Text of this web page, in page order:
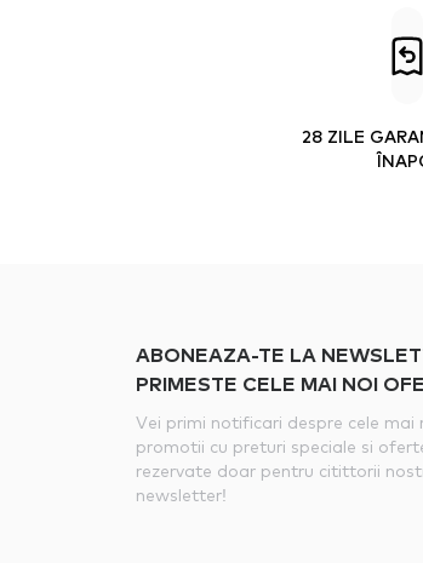
28 ZILE
ABONEAZA-TE LA
PRIMESTE CELE MAI NOI
Vei primi notificari despre cele mai
promotii cu preturi speciale si
rezervate doar pentru citittorii
newsletter!